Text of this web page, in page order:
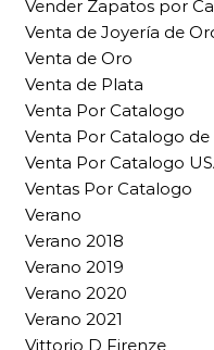
Vender Zapatos por
Venta de Joyería de
Venta de Oro
Venta de Plata
Venta Por Catalogo
Venta Por Catalogo de
Venta Por Catalogo
Ventas Por Catalogo
Verano
Verano 2018
Verano 2019
Verano 2020
Verano 2021
Vittorio D Firenze